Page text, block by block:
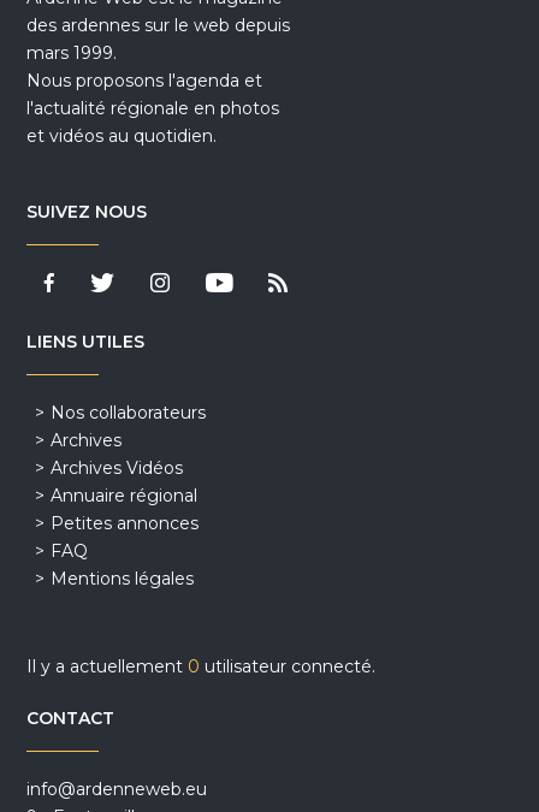
des ardennes sur le web depuis
mars 1999.
Nous proposons l'agenda et
l'actualité régionale en photos
et vidéos au quotidien.
SUIVEZ NOUS
LIENS UTILES
Nos collaborateurs
Archives
Archives Vidéos
Annuaire régional
Petites annonces
FAQ
Mentions légales
Il y a actuellement 0 utilisateur connecté.
CONTACT
info@ardenneweb.eu